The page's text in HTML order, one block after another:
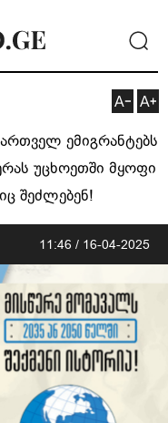
ემიგრანტებს
უცხოეთში მყოფი
შეძლებენ!
11:46 / 16-04-2025